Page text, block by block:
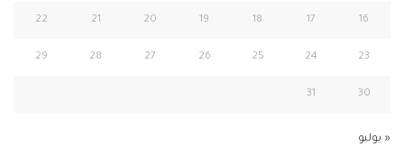
16
17
18
19
20
21
22
23
24
25
26
27
28
29
30
31
« يوليو